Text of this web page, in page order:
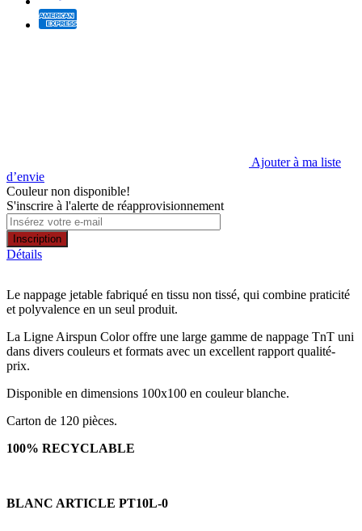
Ajouter à ma liste
d’envie
Couleur non disponible!
S'inscrire à l'alerte de réapprovisionnement
Inscription
Détails
Le nappage jetable fabriqué en tissu non tissé, qui combine praticité
et polyvalence en un seul produit.
La Ligne Airspun Color offre une large gamme de nappage TnT uni
dans divers couleurs et formats avec un excellent rapport qualité-
prix.
Disponible en dimensions 100x100 en couleur blanche.
Carton de 120 pièces.
100% RECYCLABLE
BLANC ARTICLE PT10L-0